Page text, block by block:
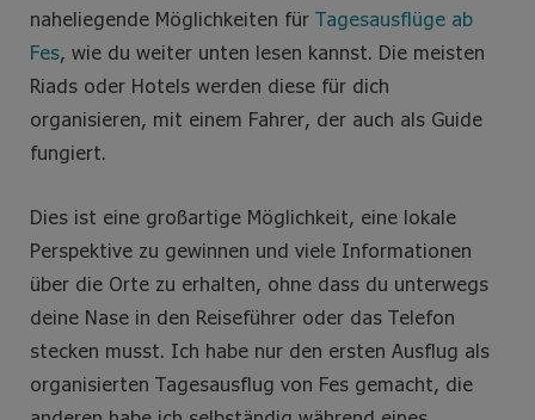
naheliegende Möglichkeiten für Tagesausflüge ab
Fes, wie du weiter unten lesen kannst. Die meisten
Riads oder Hotels werden diese für dich
organisieren, mit einem Fahrer, der auch als Guide
fungiert.
Dies ist eine großartige Möglichkeit, eine lokale
Perspektive zu gewinnen und viele Informationen
über die Orte zu erhalten, ohne dass du unterwegs
deine Nase in den Reiseführer oder das Telefon
stecken musst. Ich habe nur den ersten Ausflug als
organisierten Tagesausflug von Fes gemacht, die